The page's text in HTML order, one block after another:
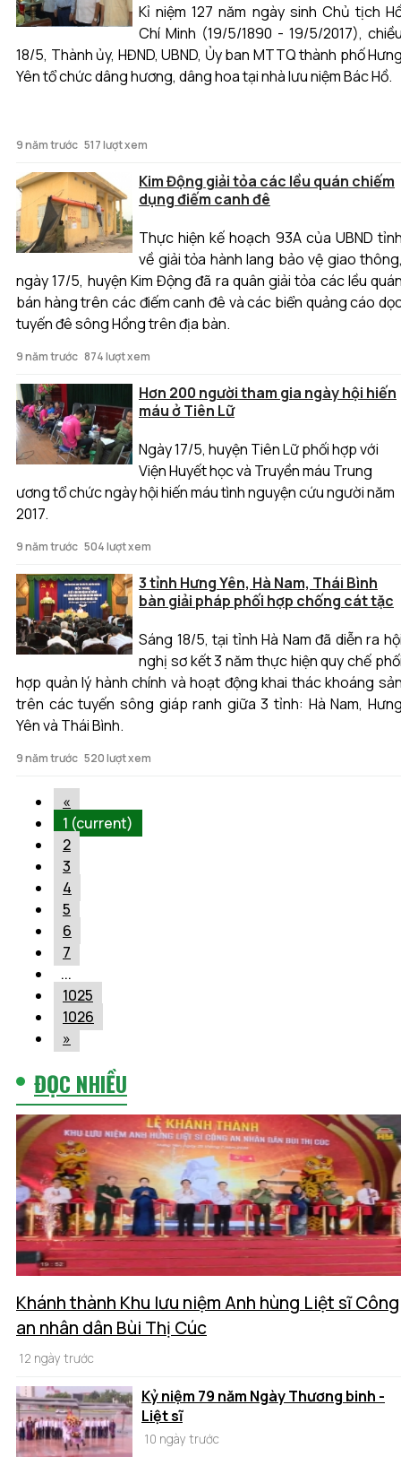
Kỉ niệm 127 năm ngày sinh Chủ tịch
Chí Minh (19/5/1890 - 19/5/2017),
18/5, Thành ủy, HĐND, UBND, Ủy ban MTTQ thành phố
Yên tổ chức dâng hương, dâng hoa tại nhà lưu niệm Bác Hồ.
9 năm trước 517 lượt xem
Kim Động giải tỏa các lều quán chiếm
dụng điếm canh đê
Thực hiện kế hoạch 93A của UBND
về giải tỏa hành lang bảo vệ giao
ngày 17/5, huyện Kim Động đã ra quân giải tỏa các lều
bán hàng trên các điếm canh đê và các biển quảng cáo
tuyến đê sông Hồng trên địa bàn.
9 năm trước 874 lượt xem
Hơn 200 người tham gia ngày hội hiến
máu ở Tiên Lữ
Ngày 17/5, huyện Tiên Lữ phối hợp với
Viện Huyết học và Truyền máu Trung
ương tổ chức ngày hội hiến máu tình nguyện cứu người năm
2017.
9 năm trước 504 lượt xem
3 tỉnh Hưng Yên, Hà Nam, Thái Bình
bàn giải pháp phối hợp chống cát tặc
Sáng 18/5, tại tỉnh Hà Nam đã diễn ra
nghị sơ kết 3 năm thực hiện quy chế
hợp quản lý hành chính và hoạt động khai thác khoáng
trên các tuyến sông giáp ranh giữa 3 tỉnh: Hà Nam,
Yên và Thái Bình.
9 năm trước 520 lượt xem
«
1 (current)
2
3
4
5
6
7
...
1025
1026
»
ĐỌC NHIỀU
Khánh thành Khu lưu niệm Anh hùng Liệt sĩ Công
an nhân dân Bùi Thị Cúc
12 ngày trước
Kỷ niệm 79 năm Ngày Thương binh -
Liệt sĩ
10 ngày trước